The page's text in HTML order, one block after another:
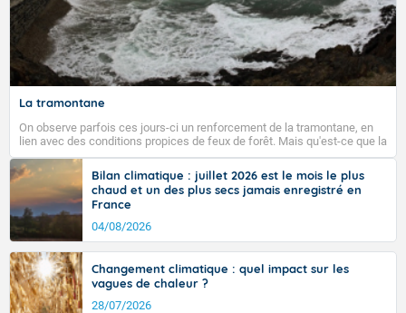
La tramontane
On observe parfois ces jours-ci un renforcement de la tramontane, en
lien avec des conditions propices de feux de forêt. Mais qu'est-ce que la
tramontane ? Quelles sont ses caractéristiques ? La tramontane est un
vent turbulent soufflant de secteur nord-ouest à nord, ou ouest à nord-
ouest, dans un secteur qui part du Roussillon à la vallée de l’Aude et à
l’ouest de l’Hérault. L’étymologie de ce vent vient du latin trasmontanus,
signifiant au-delà des monts, en allusion aux régions montagneuses
d’où provient ce vent.
Bilan climatique : juillet 2026 est le mois le plus
chaud et un des plus secs jamais enregistré en
France
04/08/2026
Changement climatique : quel impact sur les
vagues de chaleur ?
28/07/2026